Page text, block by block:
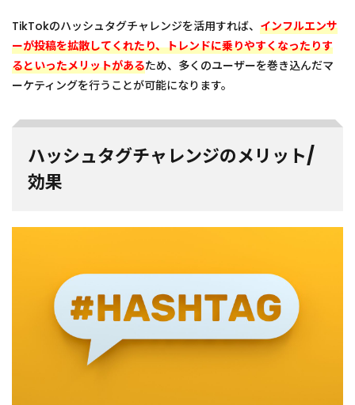
UGC
が生
まれ
やす
く、
がり
い
3
TikTok
TikTok
TikTokのハッシュタグチャレンジを活用すれば、 インフルエンサ
ーが投稿を拡散してくれたり、トレンドに乗りやすくなったりす
るといったメリットがあるため、多くのユーザーを巻き込んだマ
ーケティングを行うことが可能になります。
ハッシュタグチャレンジのメリット/
効果